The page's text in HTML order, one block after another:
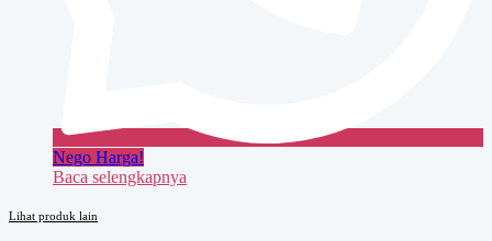
Nego Harga!
Baca selengkapnya
Lihat produk lain